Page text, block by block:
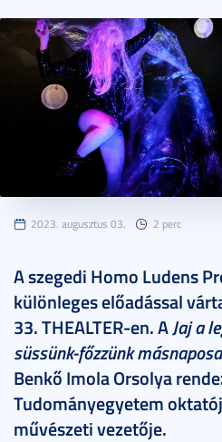
2023. augusztus 03. 2 perc
A szegedi Homo Ludens
különleges előadással
33. THEALTER-en. AJaj a
süssünk-főzzünk
Benkő Imola Orsolya
Tudományegyetem
művészeti vezetője.